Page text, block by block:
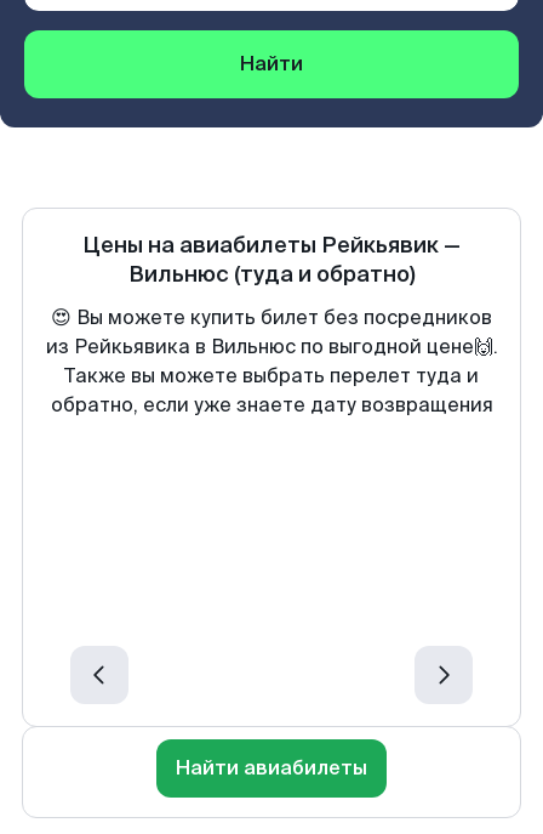
Найти
Цены на авиабилеты Рейкьявик —
Вильнюс (туда и обратно)
😍 Вы можете купить билет без посредников
из Рейкьявика в Вильнюс по выгодной цене🙌.
Также вы можете выбрать перелет туда и
обратно, если уже знаете дату возвращения
Найти авиабилеты